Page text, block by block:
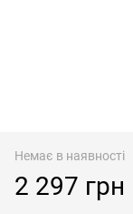
Немає в наявності
2 297 грн